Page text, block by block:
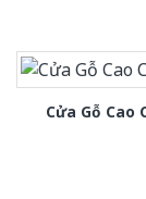
Cửa Gỗ Cao